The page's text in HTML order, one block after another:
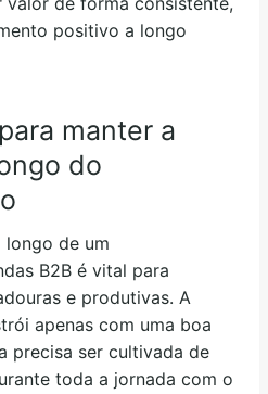
positivo a longo
manter a
do
longo de um
B2B é vital para
e produtivas. A
apenas com uma boa
precisa ser cultivada de
toda a jornada com o